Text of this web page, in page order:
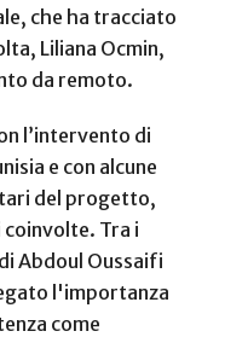
che ha tracciato
Liliana Ocmin,
da remoto.
l’intervento di
e con alcune
del progetto,
Tra i
Abdoul Oussaifi
l'importanza
come